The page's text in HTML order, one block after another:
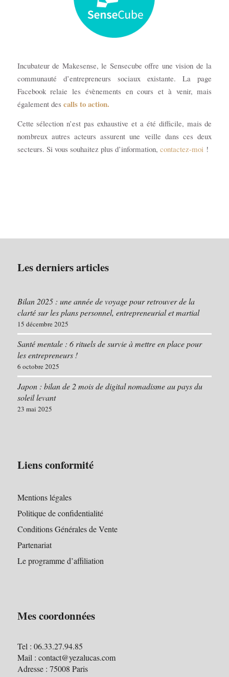
Incubateur de Makesense, le Sensecube offre une vision de la
communauté d’entrepreneurs sociaux existante. La page
Facebook relaie les évènements en cours et à venir, mais
également des calls to action.
Cette sélection n’est pas exhaustive et a été difficile, mais de
nombreux autres acteurs assurent une veille dans ces deux
secteurs. Si vous souhaitez plus d’information, contactez-moi !
Les derniers articles
Bilan 2025 : une année de voyage pour retrouver de la
clarté sur les plans personnel, entrepreneurial et martial
15 décembre 2025
Santé mentale : 6 rituels de survie à mettre en place pour
les entrepreneurs !
6 octobre 2025
Japon : bilan de 2 mois de digital nomadisme au pays du
soleil levant
23 mai 2025
Liens conformité
Mentions légales
Politique de confidentialité
Conditions Générales de Vente
Partenariat
Le programme d’affiliation
Mes coordonnées
Tel : 06.33.27.94.85
Mail : contact@yezalucas.com
Adresse : 75008 Paris